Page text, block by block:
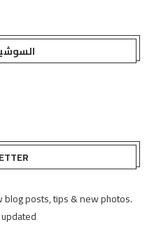
posts, tips & new photos.